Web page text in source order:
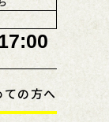
ての方へ